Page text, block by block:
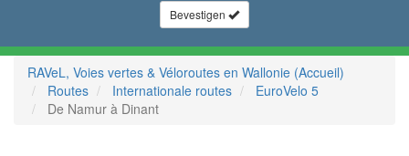
Bevestigen
RAVeL, Voies vertes & Véloroutes en Wallonie (Accueil)
Routes
Internationale routes
EuroVelo 5
De Namur à Dinant